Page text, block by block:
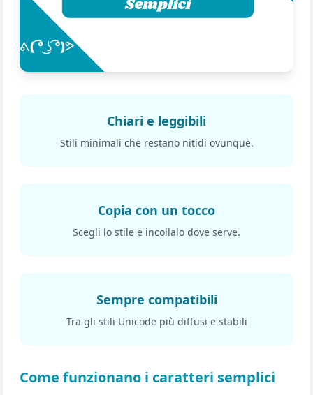
Chiari e leggibili
Stili minimali che restano nitidi ovunque.
Copia con un tocco
Scegli lo stile e incollalo dove serve.
Sempre compatibili
Tra gli stili Unicode più diffusi e stabili
Come funzionano i caratteri semplici